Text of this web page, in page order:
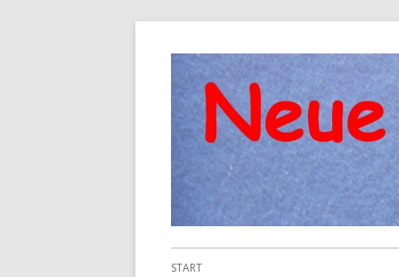
Primäres
START